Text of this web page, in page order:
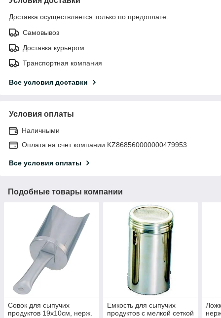
Доставка осуществляется только по предоплате.
Самовывоз
Доставка курьером
Транспортная компания
Все условия доставки
Условия оплаты
Наличными
Оплата на счет компании KZ868560000000479953
Все условия оплаты
Подобные товары компании
Совок для сыпучих
продуктов 19х10см, нерж.
Емкость для сыпучих
продуктов с мелкой сеткой